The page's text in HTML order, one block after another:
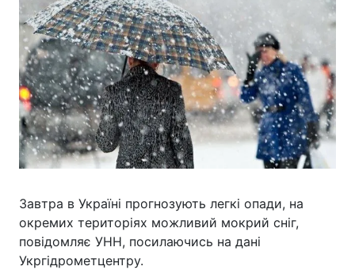
Завтра в Україні прогнозують легкі опади, на
окремих територіях можливий мокрий сніг,
повідомляє УНН, посилаючись на дані
Укргідрометцентру.